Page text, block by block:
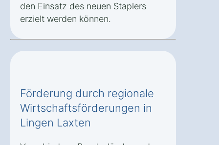
den Einsatz des neuen Staplers
erzielt werden können.
Förderung durch regionale
Wirtschaftsförderungen in
Lingen Laxten